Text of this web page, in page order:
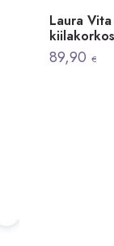
Laura
89,90€